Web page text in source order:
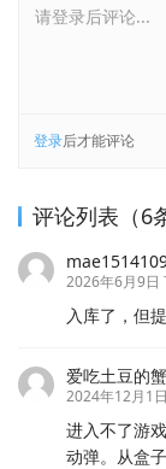
请登录后评论...
登录后才能评论
评论列表（6
2026年6月9日
入库了，但
爱吃土豆的
2024年12月1
进入不了游
动弹。从盒